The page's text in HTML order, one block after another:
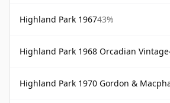
Highland Park 196743%
Highland Park 1968 Orcadian Vintage
Highland Park 1970 Gordon & Macphail